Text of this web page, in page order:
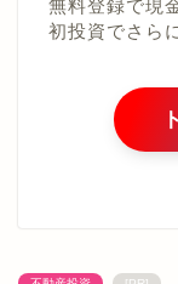
無料登録で現
初投資でさら